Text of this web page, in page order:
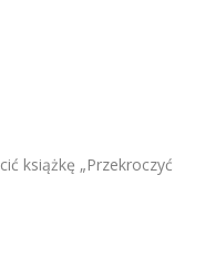
książkę „Przekroczyć